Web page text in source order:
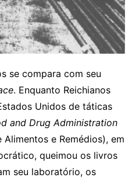
se compara com seu
. Enquanto Reichianos
Unidos de táticas
and Drug Administration
e Remédios), em
queimou os livros
seu laboratório, os